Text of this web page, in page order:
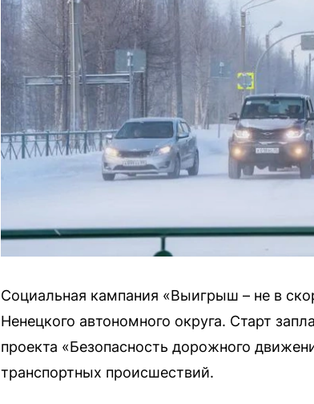
Социальная кампания «Выигрыш – не в
Ненецкого автономного округа. Старт
проекта «Безопасность дорожного
транспортных происшествий.